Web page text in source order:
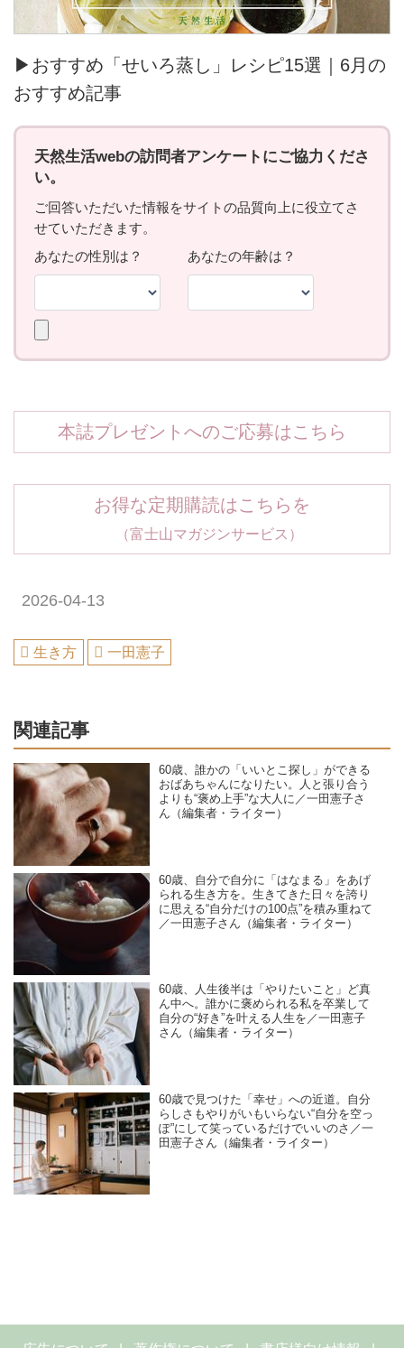
▶おすすめ「せいろ蒸し」レシピ15選｜6月の
おすすめ記事
本誌プレゼントへのご応募はこちら
お得な定期購読はこちらを
（富士山マガジンサービス）
2026-04-13
生き方 一田憲子
関連記事
60歳、誰かの「いいとこ探し」ができる
おばあちゃんになりたい。人と張り合う
よりも“褒め上手”な大人に／一田憲子さ
ん（編集者・ライター）
60歳、自分で自分に「はなまる」をあげ
られる生き方を。生きてきた日々を誇り
に思える“自分だけの100点”を積み重ねて
／一田憲子さん（編集者・ライター）
60歳、人生後半は「やりたいこと」ど真
ん中へ。誰かに褒められる私を卒業して
自分の“好き”を叶える人生を／一田憲子
さん（編集者・ライター）
60歳で見つけた「幸せ」への近道。自分
らしさもやりがいもいらない“自分を空っ
ぽ”にして笑っているだけでいいのさ／一
田憲子さん（編集者・ライター）